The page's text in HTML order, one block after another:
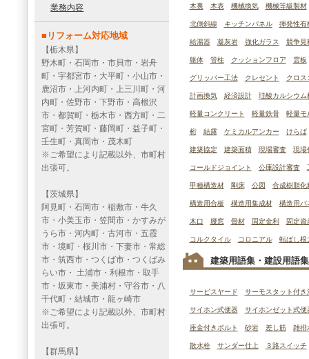
業務内容
■リフォーム対応地域
【栃木県】
野木町・石岡市・市貝市・岩舟
町・宇都宮市・大平町・小山市・
鹿沼市・上河内町・上三川町・河
内町・佐野市・下野市・高根沢
市・都賀町・栃木市・西方町・二
宮町・芳賀町・藤岡町・益子町・
壬生町・真岡市・茂木町
※ご希望により記載以外、市町村
出張可。
【茨城県】
阿見町・石岡市・稲敷市・牛久
市・小美玉市・笠間市・かすみが
うら市・河内町・古河市・五霞
市・境町・桜川市・下妻市・常総
市・筑西市・つくば市・つくばみ
らい市・ 土浦市・利根市・取手
市・坂東市・美浦村・守谷市・八
千代町・結城市・龍ヶ崎市
※ご希望により記載以外、市町村
出張可。
【群馬県】
木裏 木表 機械換気 機械等級製材
北側斜線 キッチンパネル 揮発性有
給湯器 凝灰岩 強化ガラス 競争見
躯体 管柱 クッションフロア 雲板
グリッパー工法 クレセント クロス
計画換気 経済設計 珪酸カルシウム
軽量コンクリート 軽量鉄骨 軽量モ
桁 結露 ケミカルアンカー けらば
建築協定 建築面積 現場審査 現場
コールドジョイント 公庫設計審査
甲種構造材 剛床 公図 合成樹脂化
構造用合板 構造用集成材 構造用パ
木口 腰窓 骨材 固定金利 固定資
コルクタイル コロニアル 転ばし根
建築用語集・建設用語
サービスヤード サーモスタット付き
サイホン式便器 サイホンゼット式便
座金付きボルト 砂岩 差し筋 雑排
散水栓 サンダー仕上 ３路スイッチ